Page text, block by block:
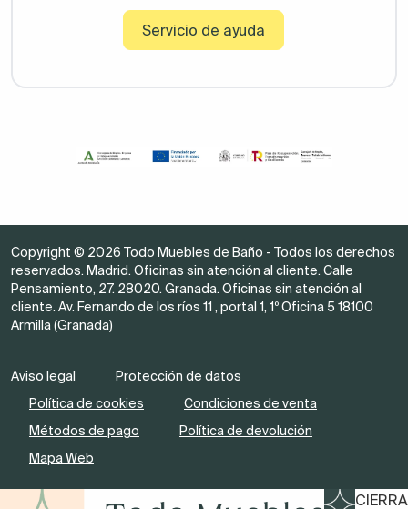
Servicio de ayuda
Copyright © 2026 Todo Muebles de Baño - Todos los derechos
reservados. Madrid. Oficinas sin atención al cliente. Calle
Pensamiento, 27. 28020. Granada. Oficinas sin atención al
cliente. Av. Fernando de los ríos 11 , portal 1, 1º Oficina 5 18100
Armilla (Granada)
Aviso legal
Protección de datos
Política de cookies
Condiciones de venta
Métodos de pago
Política de devolución
Mapa Web
CIERRA